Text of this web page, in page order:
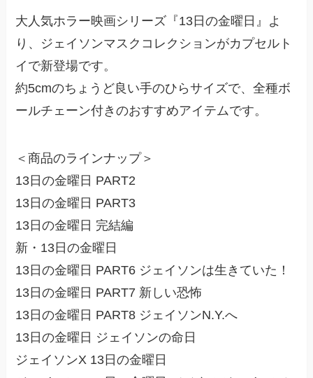
大人気ホラー映画シリーズ『13日の金曜日』よ
り、ジェイソンマスクコレクションがカプセルト
イで新登場です。
約5cmのちょうど良い手のひらサイズで、全種ボ
ールチェーン付きのおすすめアイテムです。
＜商品のラインナップ＞
13日の金曜日 PART2
13日の金曜日 PART3
13日の金曜日 完結編
新・13日の金曜日
13日の金曜日 PART6 ジェイソンは生きていた！
13日の金曜日 PART7 新しい恐怖
13日の金曜日 PART8 ジェイソンN.Y.へ
13日の金曜日 ジェイソンの命日
ジェイソンX 13日の金曜日